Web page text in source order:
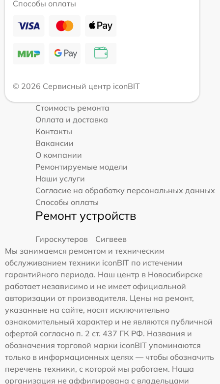
Способы оплаты
© 2026 Сервисный центр iconBIT
Стоимость ремонта
Оплата и доставка
Контакты
Вакансии
О компании
Ремонтируемые модели
Наши услуги
Согласие на обработку персональных данных
Способы оплаты
Ремонт устройств
Гироскутеров
Сигвеев
Мы занимаемся ремонтом и техническим
обслуживанием техники iconBIT по истечении
гарантийного периода. Наш центр в Новосибирске
работает независимо и не имеет официальной
авторизации от производителя. Цены на ремонт,
указанные на сайте, носят исключительно
ознакомительный характер и не являются публичной
офертой согласно п. 2 ст. 437 ГК РФ. Названия и
обозначения торговой марки iconBIT упоминаются
только в информационных целях — чтобы обозначить
перечень техники, с которой мы работаем. Наша
организация не аффилирована с владельцами